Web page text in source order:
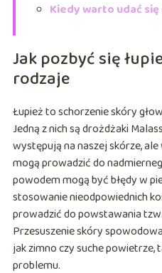
Kiedy warto udać
Jak pozbyć się
rodzaje
Łupież to schorzenie skóry
Jedną z nich są drożdżaki
występują na naszej skórze,
mogą prowadzić do
powodem mogą być błędy w
stosowanie nieodpowiednich
prowadzić do powstawania
Przesuszenie skóry
jak zimno czy suche powietrze,
problemu.